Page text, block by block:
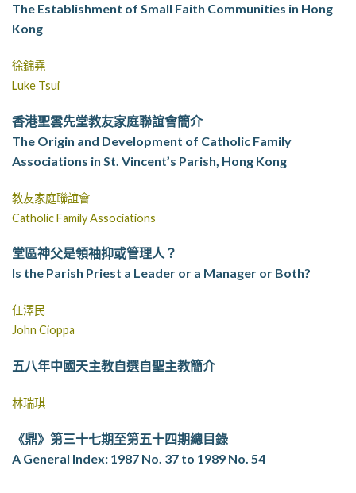
The Establishment of Small Faith Communities in Hong
Kong
徐錦堯
Luke Tsui
香港聖雲先堂教友家庭聯誼會簡介
The Origin and Development of Catholic Family
Associations in St. Vincent’s Parish, Hong Kong
教友家庭聯誼會
Catholic Family Associations
堂區神父是領袖抑或管理人？
Is the Parish Priest a Leader or a Manager or Both?
任澤民
John Cioppa
五八年中國天主教自選自聖主教簡介
林瑞琪
《鼎》第三十七期至第五十四期總目錄
A General Index: 1987 No. 37 to 1989 No. 54